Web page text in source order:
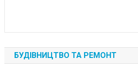
БУДІВНИЦТВО ТА РЕМОНТ